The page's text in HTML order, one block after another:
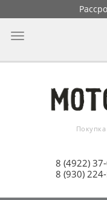
Главное
8 (4922)
8 (930)